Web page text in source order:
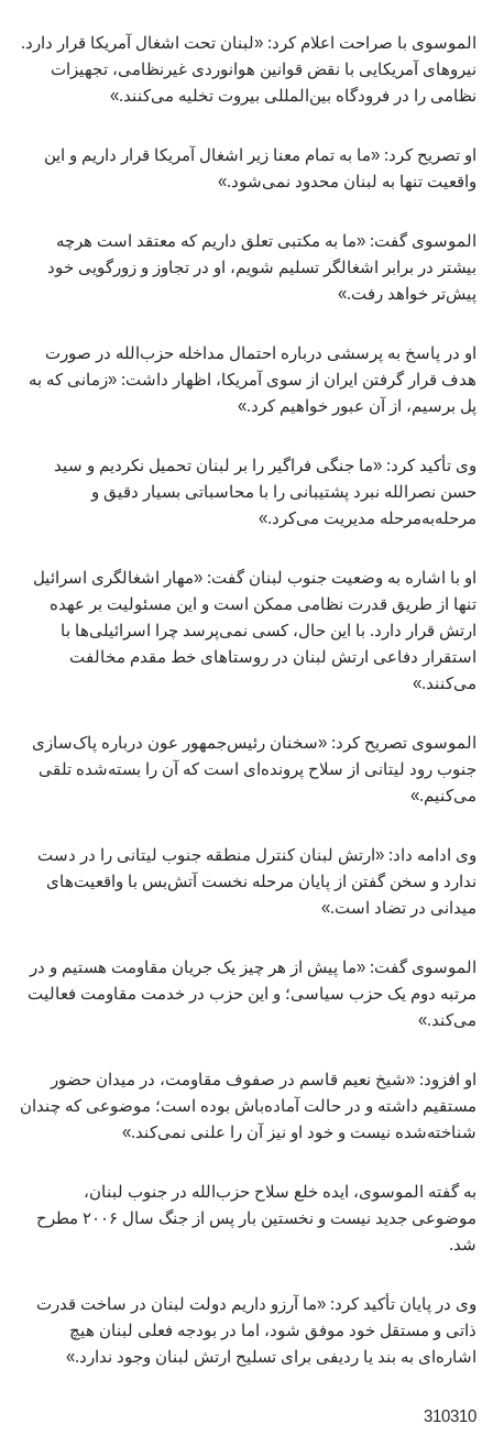
الموسوی با صراحت اعلام کرد: «لبنان تحت اشغال آمریکا قرار دارد.
نیروهای آمریکایی با نقض قوانین هوانوردی غیرنظامی، تجهیزات
نظامی را در فرودگاه بین‌المللی بیروت تخلیه می‌کنند.»
او تصریح کرد: «ما به تمام معنا زیر اشغال آمریکا قرار داریم و این
واقعیت تنها به لبنان محدود نمی‌شود.»
الموسوی گفت: «ما به مکتبی تعلق داریم که معتقد است هرچه
بیشتر در برابر اشغالگر تسلیم شویم، او در تجاوز و زورگویی خود
پیش‌تر خواهد رفت.»
او در پاسخ به پرسشی درباره احتمال مداخله حزب‌الله در صورت
هدف قرار گرفتن ایران از سوی آمریکا، اظهار داشت: «زمانی که به
پل برسیم، از آن عبور خواهیم کرد.»
وی تأکید کرد: «ما جنگی فراگیر را بر لبنان تحمیل نکردیم و سید
حسن نصرالله نبرد پشتیبانی را با محاسباتی بسیار دقیق و
مرحله‌به‌مرحله مدیریت می‌کرد.»
او با اشاره به وضعیت جنوب لبنان گفت: «مهار اشغالگری اسرائیل
تنها از طریق قدرت نظامی ممکن است و این مسئولیت بر عهده
ارتش قرار دارد. با این حال، کسی نمی‌پرسد چرا اسرائیلی‌ها با
استقرار دفاعی ارتش لبنان در روستاهای خط مقدم مخالفت
می‌کنند.»
الموسوی تصریح کرد: «سخنان رئیس‌جمهور عون درباره پاک‌سازی
جنوب رود لیتانی از سلاح پرونده‌ای است که آن را بسته‌شده تلقی
می‌کنیم.»
وی ادامه داد: «ارتش لبنان کنترل منطقه جنوب لیتانی را در دست
ندارد و سخن گفتن از پایان مرحله نخست آتش‌بس با واقعیت‌های
میدانی در تضاد است.»
الموسوی گفت: «ما پیش از هر چیز یک جریان مقاومت هستیم و در
مرتبه دوم یک حزب سیاسی؛ و این حزب در خدمت مقاومت فعالیت
می‌کند.»
او افزود: «شیخ نعیم قاسم در صفوف مقاومت، در میدان حضور
مستقیم داشته و در حالت آماده‌باش بوده است؛ موضوعی که چندان
شناخته‌شده نیست و خود او نیز آن را علنی نمی‌کند.»
به گفته الموسوی، ایده خلع سلاح حزب‌الله در جنوب لبنان،
موضوعی جدید نیست و نخستین بار پس از جنگ سال ۲۰۰۶ مطرح
شد.
وی در پایان تأکید کرد: «ما آرزو داریم دولت لبنان در ساخت قدرت
ذاتی و مستقل خود موفق شود، اما در بودجه فعلی لبنان هیچ
اشاره‌ای به بند یا ردیفی برای تسلیح ارتش لبنان وجود ندارد.»
310310